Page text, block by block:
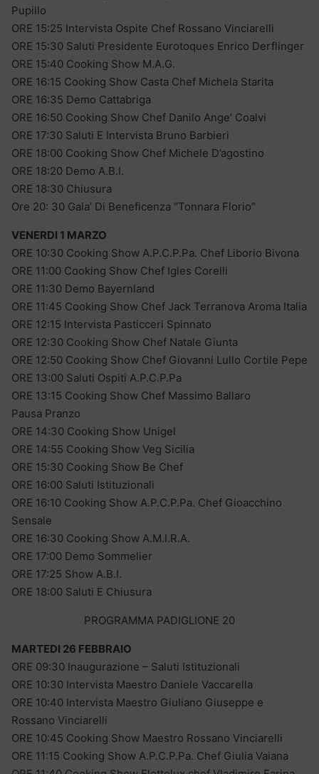
Pupillo
ORE 15:25 Intervista Ospite Chef Rossano Vinciarelli
ORE 15:30 Saluti Presidente Eurotoques Enrico Derflinger
ORE 15:40 Cooking Show M.A.G.
ORE 16:15 Cooking Show Casta Chef Michela Starita
ORE 16:35 Demo Cattabriga
ORE 16:50 Cooking Show Chef Danilo Ange’ Coalvi
ORE 17:30 Saluti E Intervista Bruno Barbieri
ORE 18:00 Cooking Show Chef Michele D’agostino
ORE 18:20 Demo A.B.I.
ORE 18:30 Chiusura
Ore 20: 30 Gala’ Di Beneficenza “Tonnara Florio”
VENERDI 1 MARZO
ORE 10:30 Cooking Show A.P.C.P.Pa. Chef Liborio Bivona
ORE 11:00 Cooking Show Chef Igles Corelli
ORE 11:30 Demo Bayernland
ORE 11:45 Cooking Show Chef Jack Terranova Aroma Italia
ORE 12:15 Intervista Pasticceri Spinnato
ORE 12:30 Cooking Show Chef Natale Giunta
ORE 12:50 Cooking Show Chef Giovanni Lullo Cortile Pepe
ORE 13:00 Saluti Ospiti A.P.C.P.Pa
ORE 13:15 Cooking Show Chef Massimo Ballaro
Pausa Pranzo
ORE 14:30 Cooking Show Unigel
ORE 14:55 Cooking Show Veg Sicilia
ORE 15:30 Cooking Show Be Chef
ORE 16:00 Saluti Istituzionali
ORE 16:10 Cooking Show A.P.C.P.Pa. Chef Gioacchino
Sensale
ORE 16:30 Cooking Show A.M.I.R.A.
ORE 17:00 Demo Sommelier
ORE 17:25 Show A.B.I.
ORE 18:00 Saluti E Chiusura
PROGRAMMA PADIGLIONE 20
MARTEDI 26 FEBBRAIO
ORE 09:30 Inaugurazione – Saluti Istituzionali
ORE 10:30 Intervista Maestro Daniele Vaccarella
ORE 10:40 Intervista Maestro Giuliano Giuseppe e
Rossano Vinciarelli
ORE 10:45 Cooking Show Maestro Rossano Vinciarelli
ORE 11:15 Cooking Show A.P.C.P.Pa. Chef Giulia Vaiana